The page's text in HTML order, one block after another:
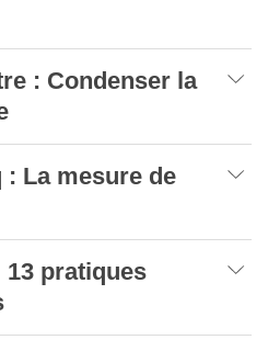
: Condenser la
La mesure de
pratiques